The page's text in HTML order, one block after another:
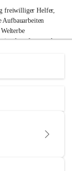
freiwilliger Helfer,
Aufbauarbeiten
sehr erfreut und
Innovation